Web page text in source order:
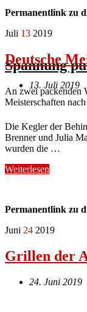
Spannung
An zwei packenden
Meisterschaften
Permanentlink zu
Juli 13 2019
Deutsche
13. Juli 2019
Die Kegler der
Brenner und Julia
wurden die …
Weiterlesen
Permanentlink zu
Juni 24 2019
Grillen der
24. Juni 2019